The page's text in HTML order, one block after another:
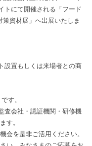
トにて開催される「フード
資材展」へ出展いたしま
設置もしくは来場者との商
す。
査会社・認証機関・研修機
す。
会を是非ご活用ください。